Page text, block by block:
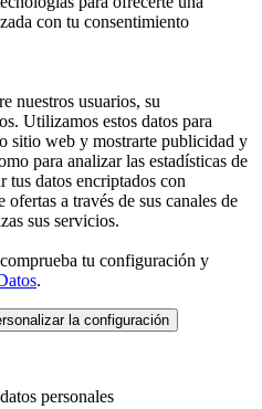
con tu consentimiento
nuestros usuarios, su
Utilizamos estos datos para
sitio web y mostrarte publicidad y
para analizar las estadísticas de
tus datos encriptados con
a través de sus canales de
sus servicios.
tu configuración y
.
la configuración
personales